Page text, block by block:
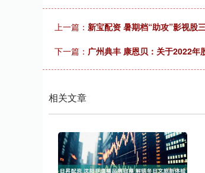
上一篇： 新宝配资 暑期档“助攻”影视股
下一篇： 广州典丰 康恩贝：关于2022年
相关文章